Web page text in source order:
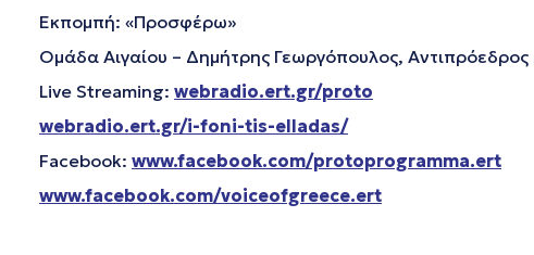
Εκπομπή: «Προσφέρω»
Ομάδα Αιγαίου – Δημήτρης Γεωργόπουλος, Αντιπρόεδρος
Live Streaming: webradio.ert.gr/proto
webradio.ert.gr/i-foni-tis-elladas/
Facebook: www.facebook.com/protoprogramma.ert
www.facebook.com/voiceofgreece.ert